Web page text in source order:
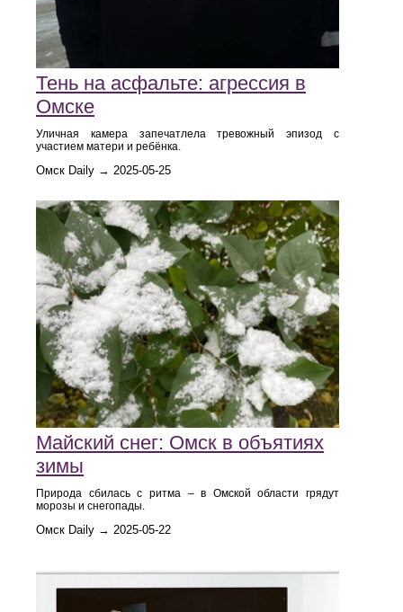
Тень на асфальте: агрессия в
Омске
Уличная камера запечатлела тревожный эпизод с
участием матери и ребёнка.
Омск Daily → 2025-05-25
Майский снег: Омск в объятиях
зимы
Природа сбилась с ритма – в Омской области грядут
морозы и снегопады.
Омск Daily → 2025-05-22